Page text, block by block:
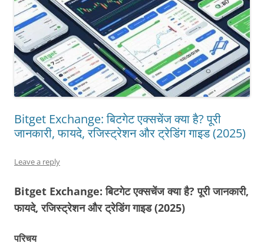
Bitget Exchange: बिटगेट एक्सचेंज क्या है? पूरी
जानकारी, फायदे, रजिस्ट्रेशन और ट्रेडिंग गाइड (2025)
Leave a reply
Bitget Exchange: बिटगेट एक्सचेंज क्या है? पूरी जानकारी,
फायदे, रजिस्ट्रेशन और ट्रेडिंग गाइड (2025)
परिचय